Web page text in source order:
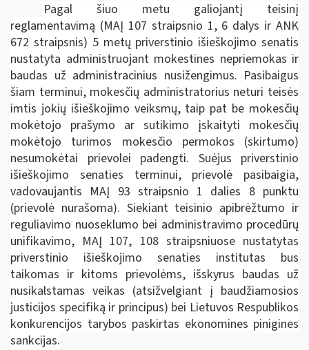
Pagal šiuo metu galiojantį teisinį
reglamentavimą (MAĮ 107 straipsnio 1, 6 dalys ir ANK
672 straipsnis) 5 metų priverstinio išieškojimo senatis
nustatyta administruojant mokestines nepriemokas ir
baudas už administracinius nusižengimus. Pasibaigus
šiam terminui, mokesčių administratorius neturi teisės
imtis jokių išieškojimo veiksmų, taip pat be mokesčių
mokėtojo prašymo ar sutikimo įskaityti mokesčių
mokėtojo turimos mokesčio permokos (skirtumo)
nesumokėtai prievolei padengti. Suėjus priverstinio
išieškojimo senaties terminui, prievolė pasibaigia,
vadovaujantis MAĮ 93 straipsnio 1 dalies 8 punktu
(prievolė nurašoma). Siekiant teisinio apibrėžtumo ir
reguliavimo nuoseklumo bei administravimo procedūrų
unifikavimo, MAĮ 107, 108 straipsniuose nustatytas
priverstinio išieškojimo senaties institutas bus
taikomas ir kitoms prievolėms, išskyrus baudas už
nusikalstamas veikas (atsižvelgiant į baudžiamosios
justicijos specifiką ir principus) bei Lietuvos Respublikos
konkurencijos tarybos paskirtas ekonomines pinigines
sankcijas.